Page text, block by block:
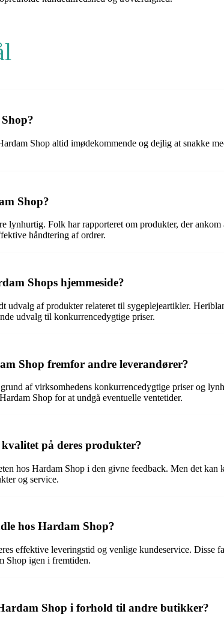
Shop altid imødekommende og dejlig at snakke
Shop?
Folk har rapporteret om produkter, der
håndtering af ordrer.
Shops hjemmeside?
udvalg af produkter relateret til sygeplejeartikler.
udvalg til konkurrencedygtige priser.
Shop fremfor andre leverandører?
af virksomhedens konkurrencedygtige priser og
Shop for at undgå eventuelle ventetider.
på deres produkter?
hos Hardam Shop i den givne feedback. Men det
og service.
hos Hardam Shop?
effektive leveringstid og venlige kundeservice. Disse
Shop igen i fremtiden.
Shop i forhold til andre butikker?